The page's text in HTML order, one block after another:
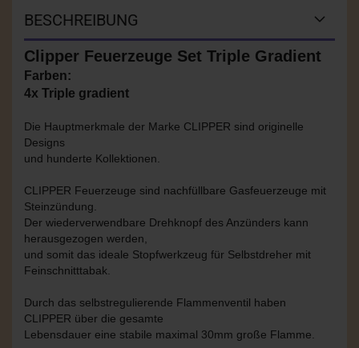
BESCHREIBUNG
Clipper Feuerzeuge Set Triple Gradient
Farben:
4x Triple gradient
Die Hauptmerkmale der Marke CLIPPER sind originelle
Designs
und hunderte Kollektionen.
CLIPPER Feuerzeuge sind nachfüllbare Gasfeuerzeuge mit
Steinzündung.
Der wiederverwendbare Drehknopf des Anzünders kann
herausgezogen werden,
und somit das ideale Stopfwerkzeug für Selbstdreher mit
Feinschnitttabak.
Durch das selbstregulierende Flammenventil haben
CLIPPER über die gesamte
Lebensdauer eine stabile maximal 30mm große Flamme.